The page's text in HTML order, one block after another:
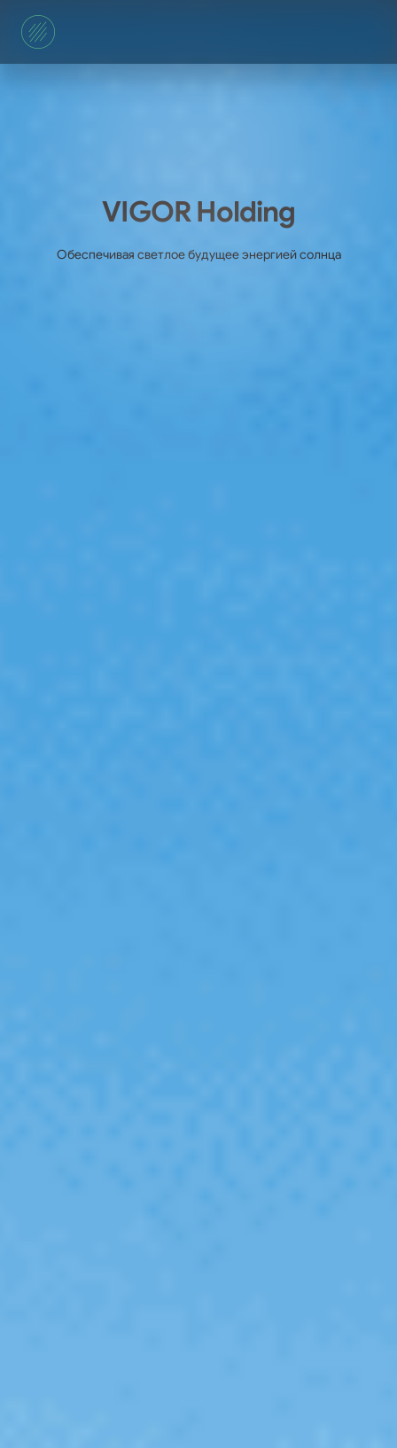
VIGOR Holding
Обеспечивая светлое будущее энергией солнца